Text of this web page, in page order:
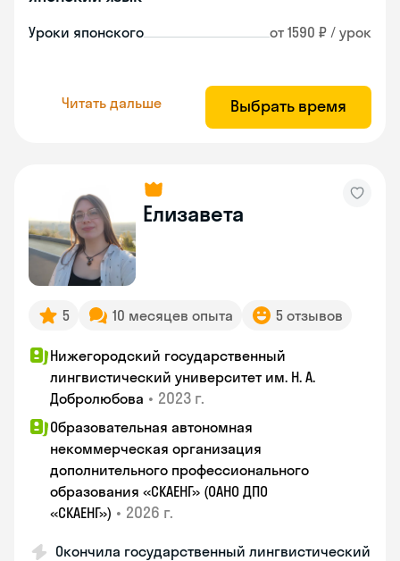
Уроки японского от 1590 ₽ / урок
Читать дальше Выбрать время
Елизавета
5 10 месяцев опыта 5 отзывов
Нижегородский государственный
лингвистический университет им. Н. А.
Добролюбова • 2023 г.
Образовательная автономная
некоммерческая организация
дополнительного профессионального
образования «СКАЕНГ» (ОАНО ДПО
«СКАЕНГ») • 2026 г.
Окончила государственный лингвистический